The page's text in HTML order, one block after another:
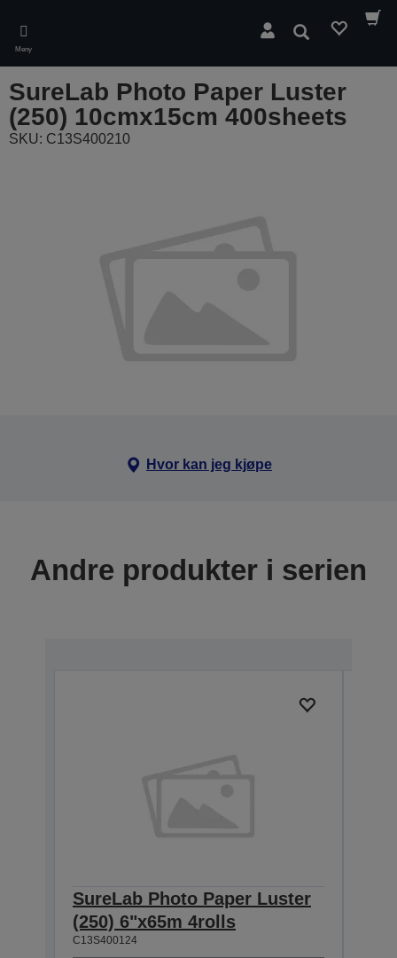
main
content
Meny
Søk
SureLab Photo Paper Luster
(250) 10cmx15cm 400sheets
SKU: C13S400210
Hvor kan jeg kjøpe
Andre produkter i serien
SureLab Photo Paper Luster
(250) 6"x65m 4rolls
C13S400124